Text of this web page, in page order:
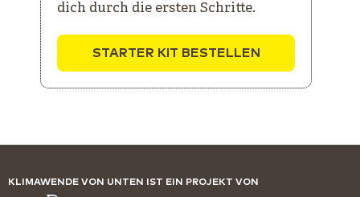
dich durch die ersten Schritte.
STARTER KIT BESTELLEN
KLIMAWENDE VON UNTEN IST EIN PROJEKT VON